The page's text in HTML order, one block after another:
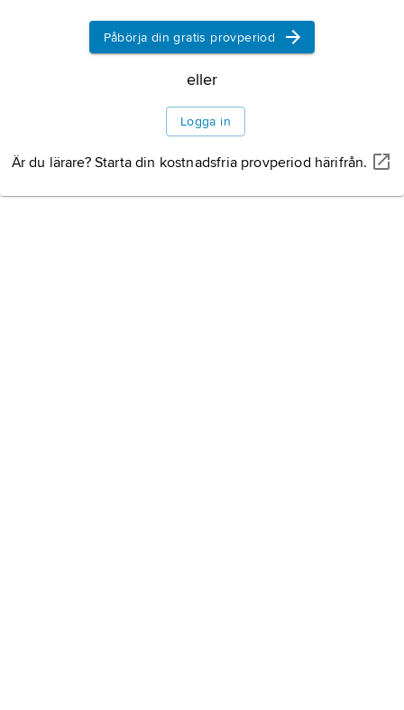
Påbörja din gratis provperiod
eller
Logga in
Är du lärare? Starta din kostnadsfria provperiod härifrån.